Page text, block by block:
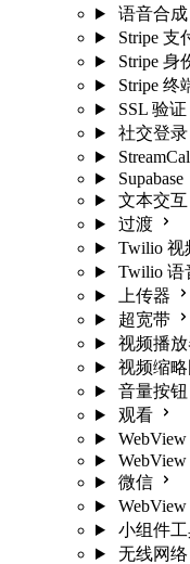
语音合成
Stripe 支
Stripe 身
Stripe 终
SSL 验证
社交登录
Supabase
文本交互
过渡
Twilio 视
Twilio 语
上传器
超宽带
视频播放
视频缩略
音量按钮
观看
WebView
WebView
微信
小组件
无线网络